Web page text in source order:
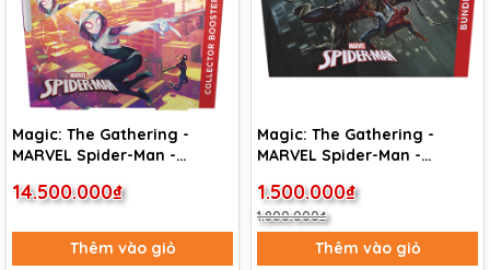
Magic: The Gathering -
MARVEL Spider-Man -
14.500.000₫
Thêm vào giỏ
Magic: The Gathering -
MARVEL Spider-Man -
1.500.000₫
1.800.000₫
Thêm vào giỏ